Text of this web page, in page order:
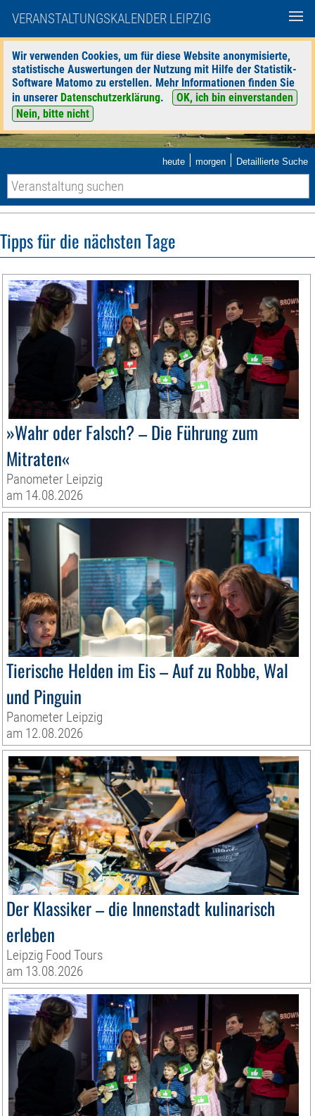
VERANSTALTUNGSKALENDER LEIPZIG
Wir verwenden Cookies, um für diese Website anonymisierte,
statistische Auswertungen der Nutzung mit Hilfe der Statistik-
Software Matomo zu erstellen. Mehr Informationen finden Sie
in unserer Datenschutzerklärung.
OK, ich bin einverstanden
Nein, bitte nicht
heute | morgen | Detaillierte Suche
Tipps für die nächsten Tage
»Wahr oder Falsch? – Die Führung zum
Mitraten«
Panometer Leipzig
am 14.08.2026
Tierische Helden im Eis – Auf zu Robbe, Wal
und Pinguin
Panometer Leipzig
am 12.08.2026
Der Klassiker – die Innenstadt kulinarisch
erleben
Leipzig Food Tours
am 13.08.2026